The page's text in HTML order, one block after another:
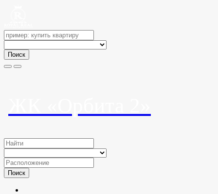
Поиск
Поиск